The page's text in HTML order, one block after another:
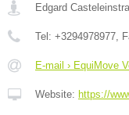
Edgard
Tel: +3294978977 ,
E-mail › EquiMove
Website: https://